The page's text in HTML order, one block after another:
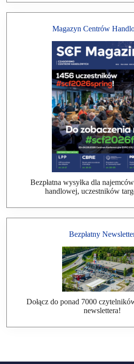
Magazyn Centrów
Bezpłatna wysyłka dla
handlowej, uczestników
Bezpłatny
Dołącz do ponad 7000
newslettera!